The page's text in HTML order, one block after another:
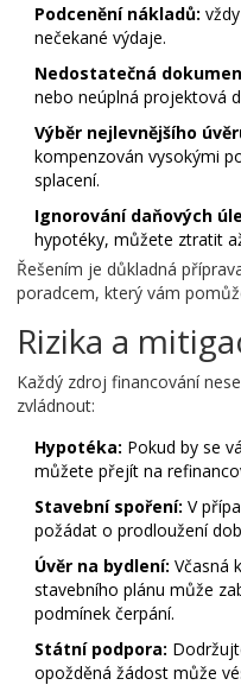
Podcenění nákladů:
nečekané výdaje.
Nedostatečná
nebo neúplná projektová
Výběr nejlevnějšího
kompenzován vysokými
splacení.
Ignorování daňových
hypotéky, můžete ztratit
Řešením je důkladná
poradcem, který vám
Rizika a
Každý zdroj financování
zvládnout:
Hypotéka: Pokud by se
můžete přejít na
Stavební spoření: V
požádat o prodloužení
Úvěr na bydlení: Včasná
stavebního plánu může
podmínek čerpání.
Státní podpora:
opožděná žádost může